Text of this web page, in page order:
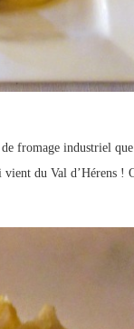
de fromage industriel
du Val d’Hérens !